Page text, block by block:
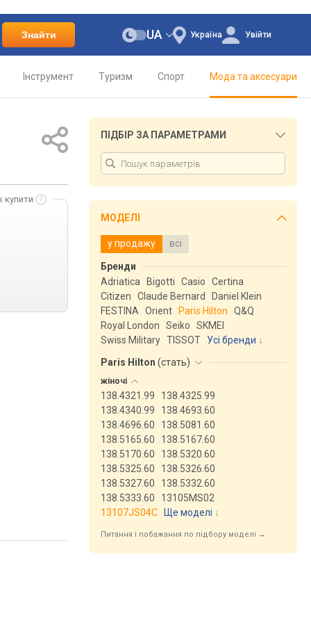
Знайти Україна
UA Увійти
Інструмент Туризм Спорт Мода та аксесуари
купити
ПІДБІР ЗА ПАРАМЕТРАМИ
МОДЕЛІ
у продажу всі
Бренди
Adriatica
Bigotti Casio
Certina
Citizen
Claude Bernard
Daniel Klein
FESTINA
Orient Paris Hilton
Q&Q
Royal London
Seiko
SKMEI
Swiss Military TISSOT
Усі бренди
Paris Hilton (стать)
жіночі
138.4321.99
138.4325.99
138.4340.99
138.4693.60
138.4696.60
138.5081.60
138.5165.60
138.5167.60
138.5170.60
138.5320.60
138.5325.60
138.5326.60
138.5327.60
138.5332.60
138.5333.60
13105MS02
13107JS04C
Ще моделі ↓
Питання і побажання по підбору моделі →